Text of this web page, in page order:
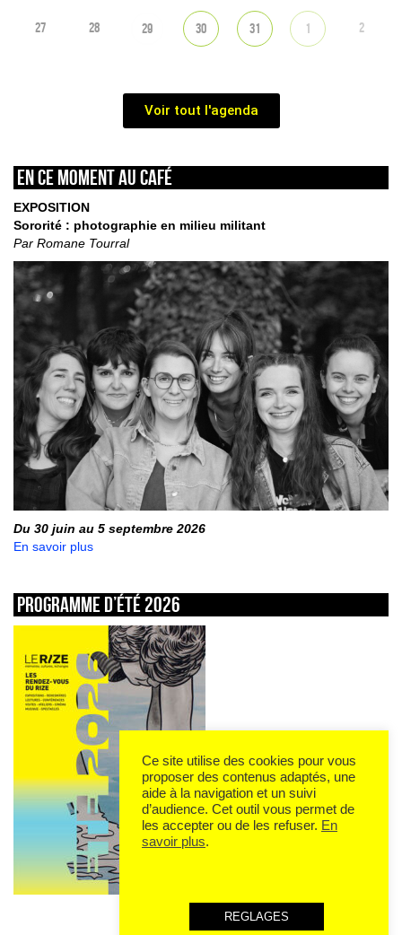
27 28 29 30 31 1 2
Voir tout l'agenda
En ce moment au café
EXPOSITION
Sororité : photographie en milieu militant
Par Romane Tourral
Du 30 juin au 5 septembre 2026
En savoir plus
Programme d’été 2026
Ce site utilise des cookies pour vous
proposer des contenus adaptés, une
aide à la navigation et un suivi
d’audience. Cet outil vous permet de
les accepter ou de les refuser. En
savoir plus.
REGLAGES